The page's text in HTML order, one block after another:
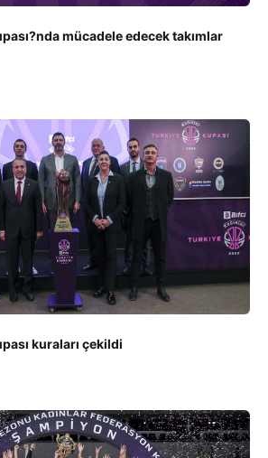
mücadele edecek takımlar
kuraları çekildi